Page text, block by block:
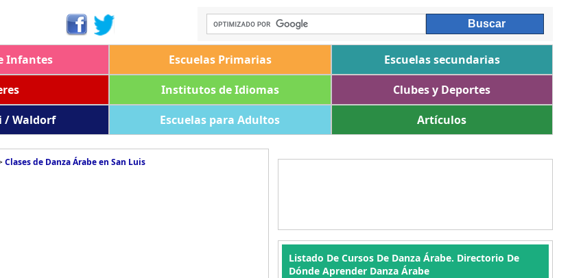
Infantes Escuelas Primarias
Escuelas secundarias
Institutos de Idiomas
Clubes y Deportes
/ Waldorf Escuelas para Adultos Artículos
Clases de Danza Árabe en San Luis
Listado De Cursos De Danza Árabe. Directorio De
Dónde Aprender Danza Árabe